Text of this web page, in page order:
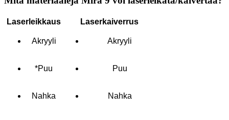
Laserleikkaus Laserkaiverrus
Akryyli Akryyli
*Puu Puu
Nahka Nahka